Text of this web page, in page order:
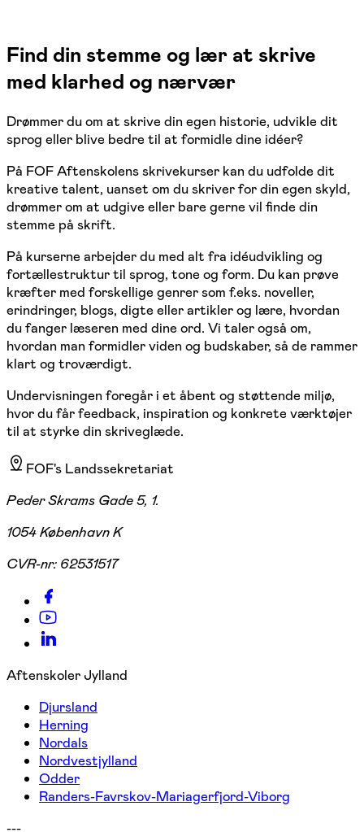
Find din stemme og lær at skrive
med klarhed og nærvær
Drømmer du om at skrive din egen historie, udvikle dit
sprog eller blive bedre til at formidle dine idéer?
På FOF Aftenskolens skrivekurser kan du udfolde dit
kreative talent, uanset om du skriver for din egen skyld,
drømmer om at udgive eller bare gerne vil finde din
stemme på skrift.
På kurserne arbejder du med alt fra idéudvikling og
fortællestruktur til sprog, tone og form. Du kan prøve
kræfter med forskellige genrer som f.eks. noveller,
erindringer, blogs, digte eller artikler og lære, hvordan
du fanger læseren med dine ord. Vi taler også om,
hvordan man formidler viden og budskaber, så de rammer
klart og troværdigt.
Undervisningen foregår i et åbent og støttende miljø,
hvor du får feedback, inspiration og konkrete værktøjer
til at styrke din skriveglæde.
FOF's Landssekretariat
Peder Skrams Gade 5, 1.
1054 København K
CVR-nr: 62531517
Aftenskoler Jylland
Djursland
Herning
Nordals
Nordvestjylland
Odder
Randers-Favrskov-Mariagerfjord-Viborg
---